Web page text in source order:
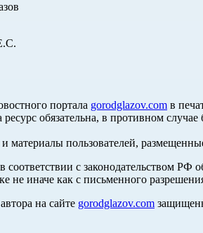
портала gorodglazov.com в
обязательна, в противном
материалы пользователей,
с законодательством
не иначе как с письменного
на сайте gorodglazov.com